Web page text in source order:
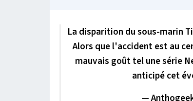
La disparition du sous-marin
Alors que l'accident est au
mauvais goût tel une série
anticipé cet
—